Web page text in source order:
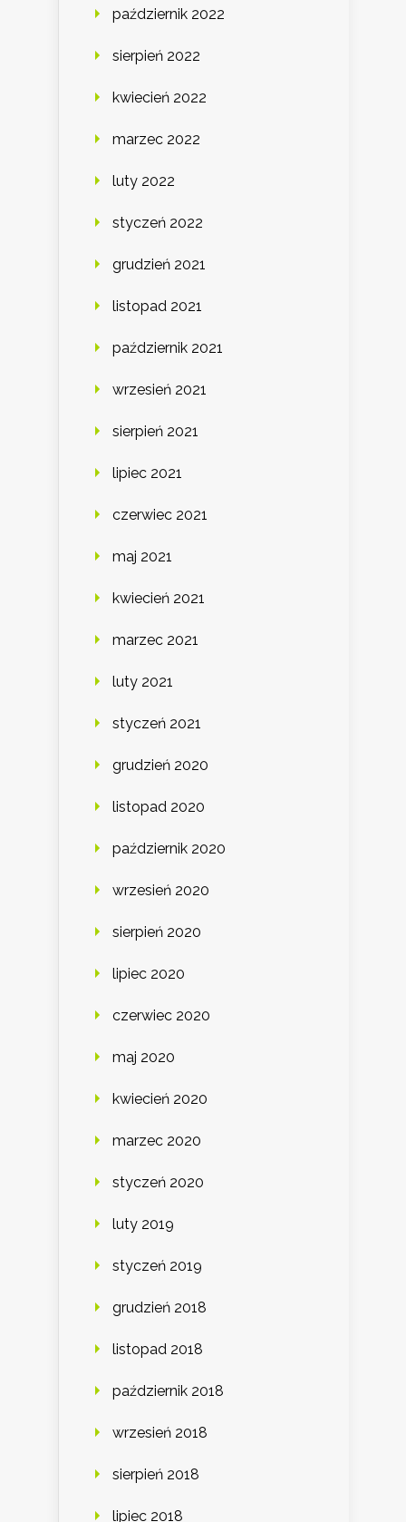
październik 2022
sierpień 2022
kwiecień 2022
marzec 2022
luty 2022
styczeń 2022
grudzień 2021
listopad 2021
październik 2021
wrzesień 2021
sierpień 2021
lipiec 2021
czerwiec 2021
maj 2021
kwiecień 2021
marzec 2021
luty 2021
styczeń 2021
grudzień 2020
listopad 2020
październik 2020
wrzesień 2020
sierpień 2020
lipiec 2020
czerwiec 2020
maj 2020
kwiecień 2020
marzec 2020
styczeń 2020
luty 2019
styczeń 2019
grudzień 2018
listopad 2018
październik 2018
wrzesień 2018
sierpień 2018
lipiec 2018